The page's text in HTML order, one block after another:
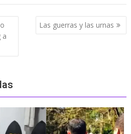
a
Las guerras y las urnas